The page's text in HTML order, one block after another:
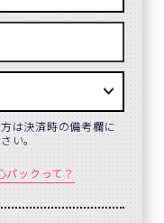
は決済時の備考欄に
い。
パックって？